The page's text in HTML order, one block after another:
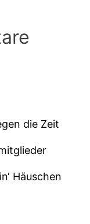
die Zeit
Häuschen